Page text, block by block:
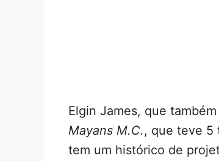
Elgin James, que
Mayans M.C., que teve 5
tem um histórico de